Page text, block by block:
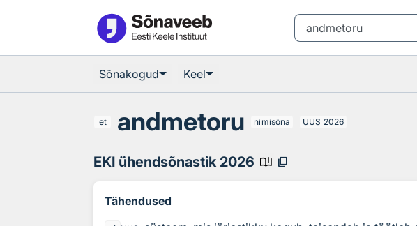
Sõnakogud Keel
et andmetoru nimisõna UUS 2026
EKI ühendsõnastik 2026 book_ribbon content_copy
Tähendused